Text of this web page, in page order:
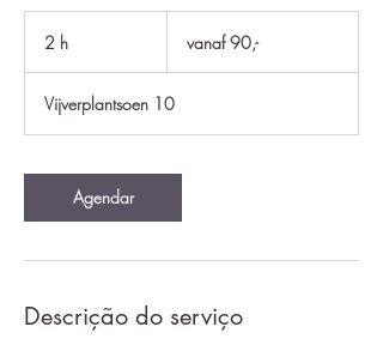
2 h vanaf 90,-
Vijverplantsoen 10
Agendar
Descrição do serviço